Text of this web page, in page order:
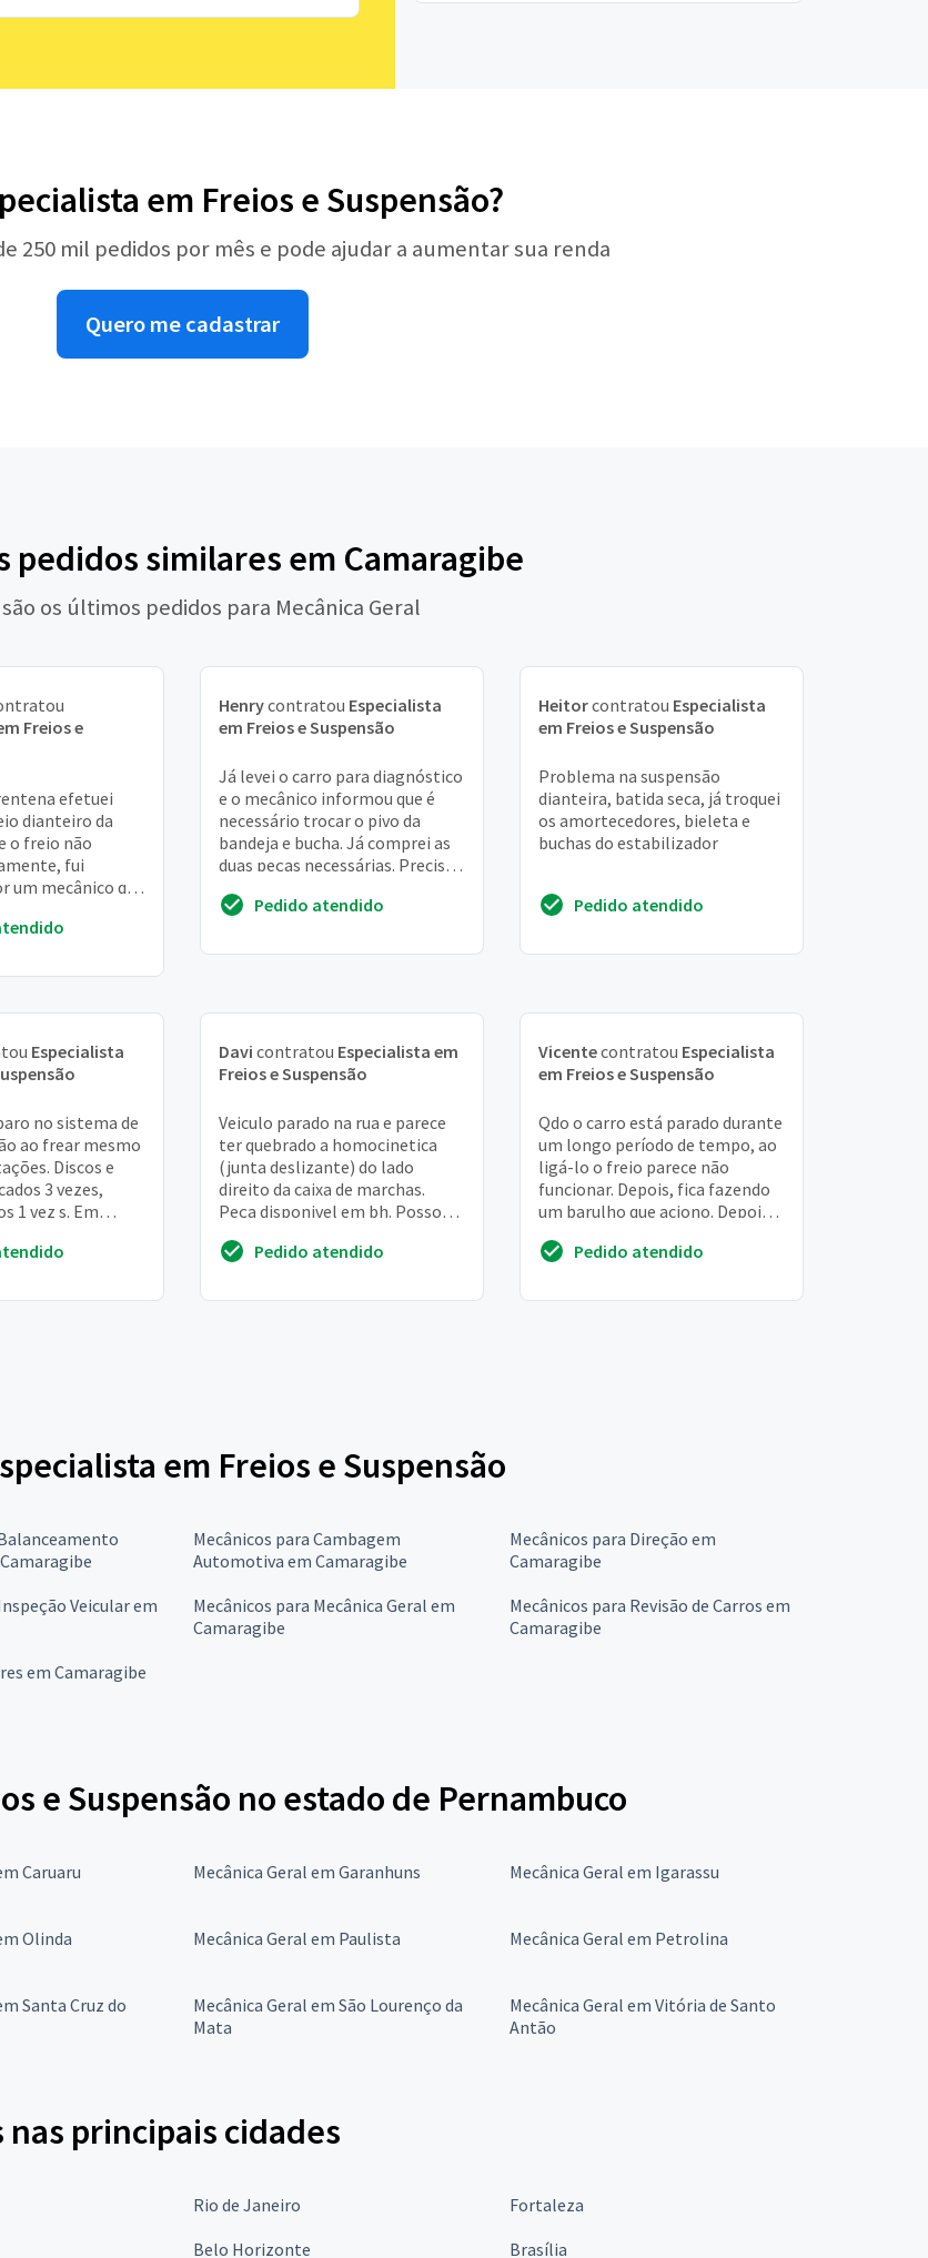
em Freios e Suspensão?
250 mil pedidos por mês e pode ajudar a aumentar sua renda
Quero me cadastrar
pedidos similares em Camaragibe
são os últimos pedidos para Mecânica Geral
Freios e
efetuei
dianteiro da
o freio não
fui
um mecânico que
ti...
Henrycontratou Especialista
em Freios e Suspensão
Já levei o carro para diagnóstico
e o mecânico informou que é
necessário trocar o pivo da
bandeja e bucha. Já comprei as
duas peças necessárias. Preciso
Pedido atendido
Heitorcontratou Especialista
em Freios e Suspensão
Problema na suspensão
dianteira, batida seca, já troquei
os amortecedores, bieleta e
buchas do estabilizador
Pedido atendido
Especialista
no sistema de
ao frear mesmo
Discos e
3 vezes,
1 vez s. Em
fa...
Davi contratou Especialista em
Freios e Suspensão
Veiculo parado na rua e parece
ter quebrado a homocinetica
(junta deslizante) do lado
direito da caixa de marchas.
Peça disponivel em bh. Posso
é preciso b...
Pedido atendido
Vicentecontratou Especialista
em Freios e Suspensão
Qdo o carro está parado durante
um longo período de tempo, ao
ligá-lo o freio parece não
funcionar. Depois, fica fazendo
um barulho que aciono. Depois q
somePedido atendido
em Freios e Suspensão
Mecânicos para Cambagem
Automotiva em Camaragibe
Mecânicos para Direção em
Camaragibe
Veicular em
Mecânicos para Mecânica Geral em
Camaragibe
Mecânicos para Revisão de Carros em
Camaragibe
em Camaragibe
e Suspensão no estado de Pernambuco
Caruaru Mecânica Geral em Garanhuns Mecânica Geral em Igarassu
Olinda Mecânica Geral em Paulista Mecânica Geral em Petrolina
Santa Cruz do
Mecânica Geral em São Lourenço da
Mata
Mecânica Geral em Vitória de Santo
Antão
principais cidades
Rio de Janeiro
Fortaleza
Belo Horizonte Brasília